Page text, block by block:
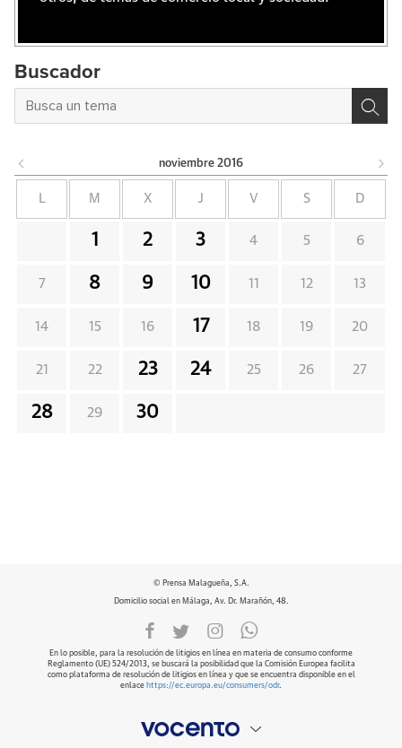
Buscador
noviembre 2016
L M X J V S D
1 2 3 4 5 6
7 8 9 10 11 12 13
14 15 16 17 18 19 20
21 22 23 24 25 26 27
28 29 30
© Prensa Malagueña, S.A.
Domicilio social en Málaga, Av. Dr. Marañón, 48.
En lo posible, para la resolución de litigios en línea en materia de consumo conforme
Reglamento (UE) 524/2013, se buscará la posibilidad que la Comisión Europea facilita
como plataforma de resolución de litigios en línea y que se encuentra disponible en el
enlace https://ec.europa.eu/consumers/odr.